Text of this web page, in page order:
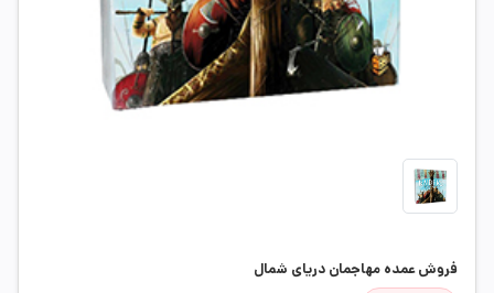
فروش عمده مهاجمان دریای شمال